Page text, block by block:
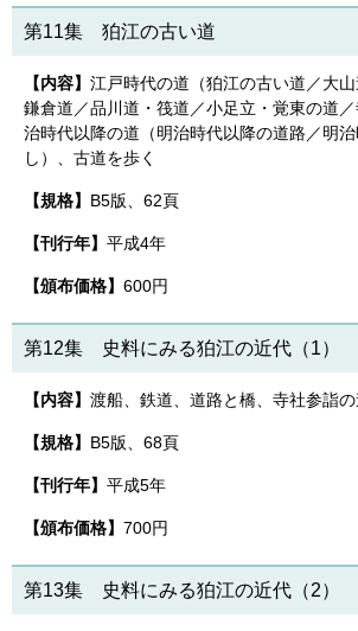
第11集 狛江の古い道
【内容】 江戸時代の道（狛江の古い道／大
鎌倉道／品川道・筏道／小足立・覚東の道
治時代以降の道（明治時代以降の道路／明
し）、古道を歩く
【規格】 B5版、62頁
【刊行年】 平成4年
【頒布価格】 600円
第12集 史料にみる狛江の近代（1）
【内容】 渡船、鉄道、道路と橋、寺社参詣の
【規格】 B5版、68頁
【刊行年】 平成5年
【頒布価格】 700円
第13集 史料にみる狛江の近代（2）